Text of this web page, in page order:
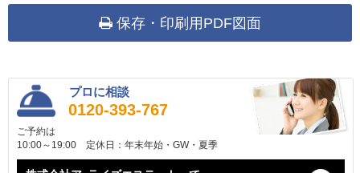
保存・印刷用PDF図面
プロに相談
ご予約は
0120-393-767
10:00～19:00 定休日：年末年始・GW・夏季